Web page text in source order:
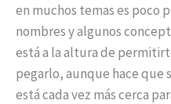
en muchos temas es poco
nombres y algunos
está a la altura de
pegarlo, aunque hace que
está cada vez más cerca